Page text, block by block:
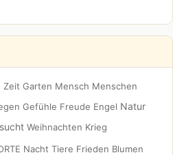
Zeit Garten Mensch Menschen
Gefühle Freude Engel Natur
Weihnachten Krieg
Nacht Tiere Frieden Blumen